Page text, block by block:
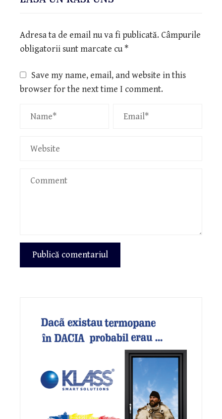
Adresa ta de email nu va fi publicată. Câmpurile
obligatorii sunt marcate cu*
Save my name, email, and website in this
browser for the next time I comment.